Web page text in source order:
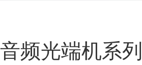
频光端机系列